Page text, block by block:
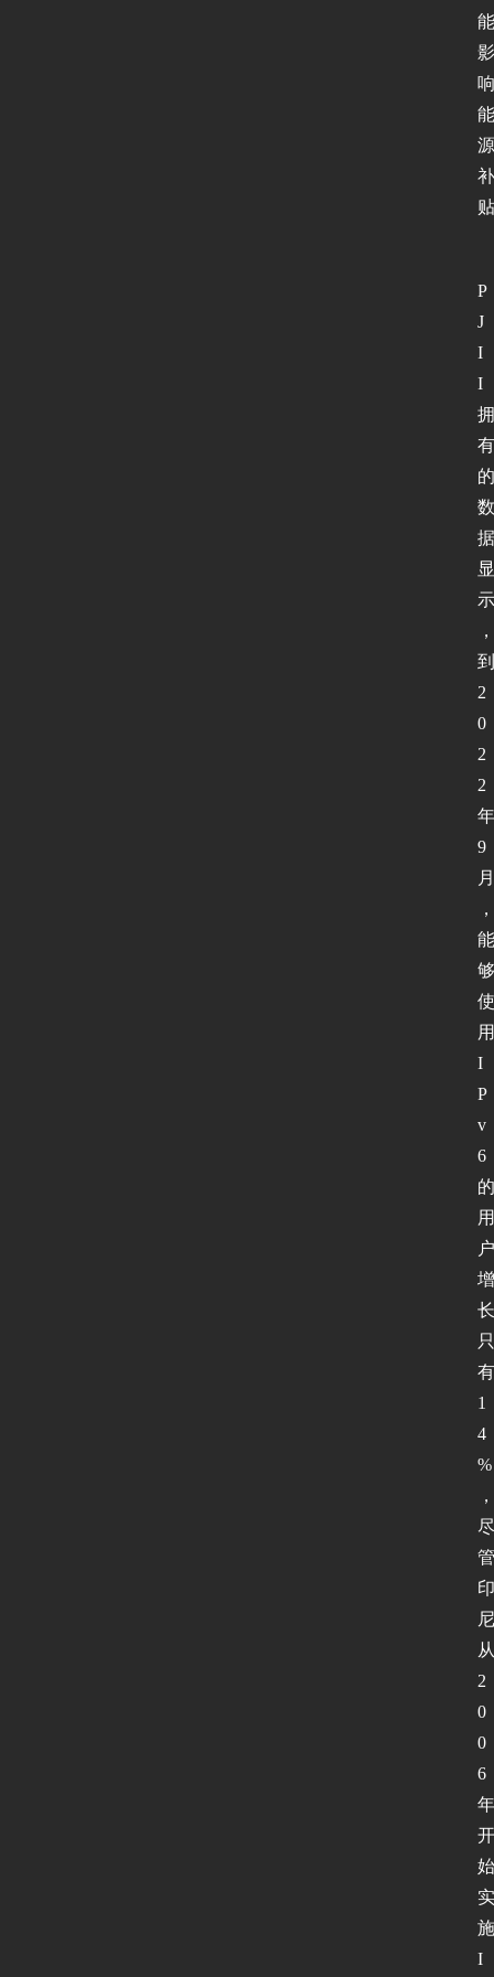
能
影
响
能
源
补
贴
P
J
I
I
拥
有
的
数
据
显
示
，
到
2
0
2
2
年
9
月
，
能
够
使
用
I
P
v
6
的
用
户
增
长
只
有
1
4
%
，
尽
管
印
尼
从
2
0
0
6
年
开
始
实
施
I